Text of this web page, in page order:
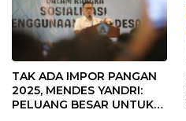
TAK ADA IMPOR PANGAN
2025, MENDES YANDRI:
PELUANG BESAR UNTUK